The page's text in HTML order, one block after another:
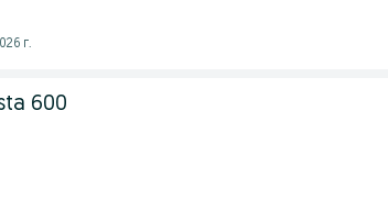
г.
600